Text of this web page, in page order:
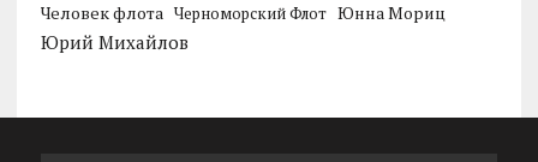
Человек флота Черноморский Флот Юнна Мориц
Юрий Михайлов